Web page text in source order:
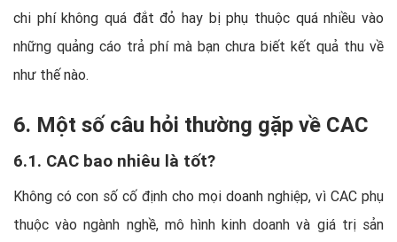
chi phí không quá đắt đỏ hay bị phụ thuộc quá nhiều vào
những quảng cáo trả phí mà bạn chưa biết kết quả thu về
như thế nào.
6. Một số câu hỏi thường gặp về CAC
6.1. CAC bao nhiêu là tốt?
Không có con số cố định cho mọi doanh nghiệp, vì CAC phụ
thuộc vào ngành nghề, mô hình kinh doanh và giá trị sản